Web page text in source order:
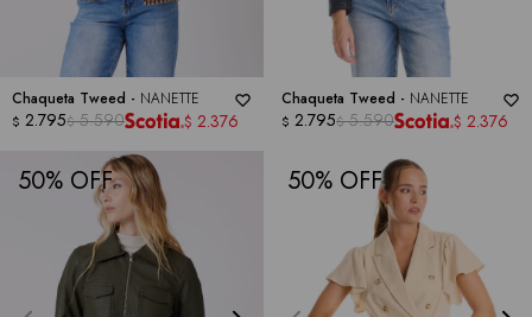
Chaqueta Tweed - NANETTE
$ 2.795$ 5.590 $ 2.376
Chaqueta Tweed - NANETTE
$ 2.795$ 5.590 $ 2.376
50 50